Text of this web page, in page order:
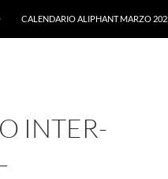
CALENDARIO ALIPHANT MARZO
INTER-